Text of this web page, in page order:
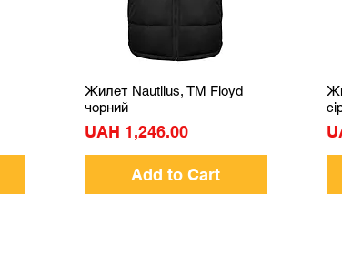
Quick View
Жилет Nautilus, TM Floyd
чорний
Price
UAH 1,246.00
Add to Cart